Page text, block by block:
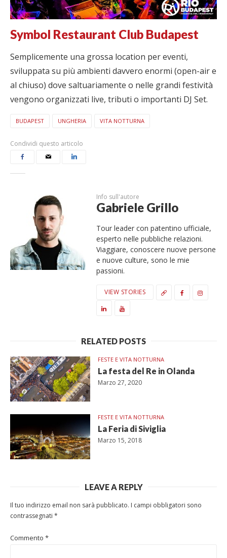
Symbol Restaurant Club Budapest
Semplicemente una grossa location per eventi,
sviluppata su più ambienti davvero enormi (open-air e
al chiuso) dove saltuariamente o nelle grandi festività
vengono organizzati live, tributi o importanti DJ Set.
BUDAPEST UNGHERIA VITA NOTTURNA
Condividi questo articolo
Info sull'autore
Gabriele Grillo
Tour leader con patentino ufficiale,
esperto nelle pubbliche relazioni.
Viaggiare, conoscere nuove persone
e nuove culture, sono le mie
passioni.
VIEW STORIES
RELATED POSTS
FESTE E VITA NOTTURNA
La festa del Re in Olanda
Marzo 27, 2020
FESTE E VITA NOTTURNA
La Feria di Siviglia
Marzo 15, 2018
LEAVE A REPLY
Il tuo indirizzo email non sarà pubblicato. I campi obbligatori sono
contrassegnati *
Commento *